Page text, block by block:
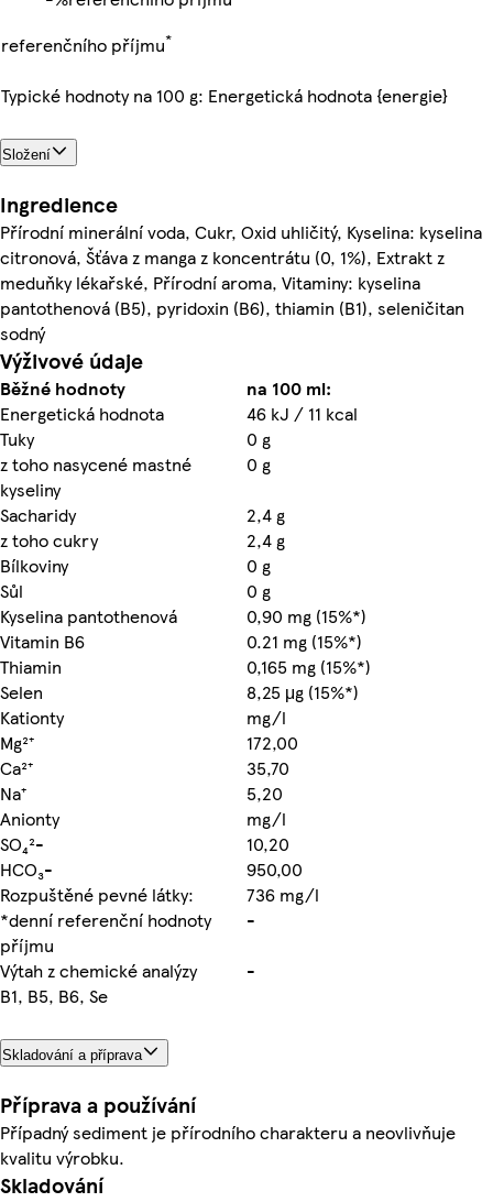
referenčního příjmu*
Typické hodnoty na 100 g: Energetická hodnota {energie}
Složení
Ingredience
Přírodní minerální voda, Cukr, Oxid uhličitý, Kyselina: kyselina
citronová, Šťáva z manga z koncentrátu (0, 1%), Extrakt z
meduňky lékařské, Přírodní aroma, Vitaminy: kyselina
pantothenová (B5), pyridoxin (B6), thiamin (B1), seleničitan
sodný
Výživové údaje
Běžné hodnoty
na 100 ml:
Energetická hodnota
46 kJ / 11 kcal
Tuky
0 g
z toho nasycené mastné
kyseliny
0 g
Sacharidy
2,4 g
z toho cukry
2,4 g
Bílkoviny
0 g
Sůl
0 g
Kyselina pantothenová
0,90 mg (15%*)
Vitamin B6
0.21 mg (15%*)
Thiamin
0,165 mg (15%*)
Selen
8,25 μg (15%*)
Kationty
mg/l
Mg²⁺
172,00
Ca²⁺
35,70
Na⁺
5,20
Anionty
mg/l
SO₄²-
10,20
HCO₃-
950,00
Rozpuštěné pevné látky:
736 mg/l
*denní referenční hodnoty
příjmu
-
Výtah z chemické analýzy
-
B1, B5, B6, Se
Skladování a příprava
Příprava a používání
Případný sediment je přírodního charakteru a neovlivňuje
kvalitu výrobku.
Skladování